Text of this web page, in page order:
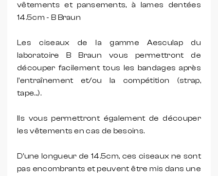
vêtements et pansements, à lames dentées
14.5cm - B Braun
Les ciseaux de la gamme Aesculap du
laboratoire B Braun vous permettront de
découper facilement tous les bandages après
l'entraînement et/ou la compétition (strap,
tape...).
Ils vous permettront également de découper
les vêtements en cas de besoins.
D'une longueur de 14.5cm, ces ciseaux ne sont
pas encombrants et peuvent être mis dans une